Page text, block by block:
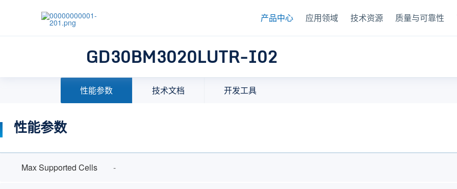
产品中心 应用领域 技术资源 质量与可靠性
GD30BM3020LUTR-I02
性能参数 技术文档 开发工具
首页 >产品中心 >模拟产品 >锂电池管理芯片 BMS AFE
性能参数
Max Supported Cells -